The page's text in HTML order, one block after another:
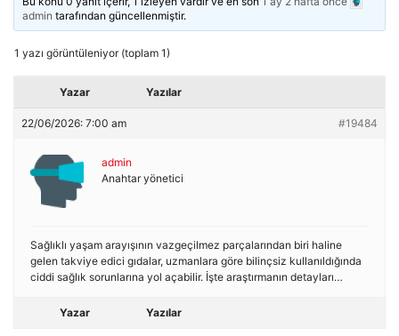
admin tarafından güncellenmiştir.
1 yazı görüntüleniyor (toplam 1)
Yazar Yazılar
22/06/2026: 7:00 am #19484
admin
Anahtar yönetici
Sağlıklı yaşam arayışının vazgeçilmez parçalarından biri haline
gelen takviye edici gıdalar, uzmanlara göre bilinçsiz kullanıldığında
ciddi sağlık sorunlarına yol açabilir. İşte araştırmanın detayları…
Yazar Yazılar